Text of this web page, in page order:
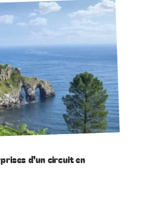
d’un circuit en